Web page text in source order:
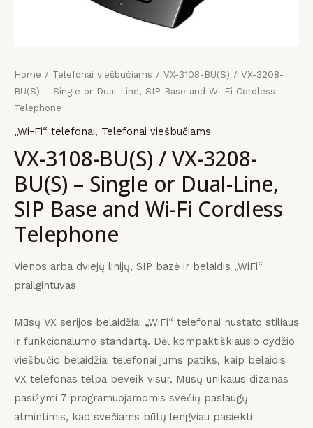
Home / Telefonai viešbučiams / VX-3108-BU(S) / VX-3208-
BU(S) – Single or Dual-Line, SIP Base and Wi-Fi Cordless
Telephone
„Wi-Fi“ telefonai, Telefonai viešbučiams
VX-3108-BU(S) / VX-3208-
BU(S) – Single or Dual-Line,
SIP Base and Wi-Fi Cordless
Telephone
Vienos arba dviejų linijų, SIP bazė ir belaidis „WiFi“
prailgintuvas
Mūsų VX serijos belaidžiai „WiFi“ telefonai nustato stiliaus
ir funkcionalumo standartą. Dėl kompaktiškiausio dydžio
viešbučio belaidžiai telefonai jums patiks, kaip belaidis
VX telefonas telpa beveik visur. Mūsų unikalus dizainas
pasižymi 7 programuojamomis svečių paslaugų
atmintimis, kad svečiams būtų lengviau pasiekti